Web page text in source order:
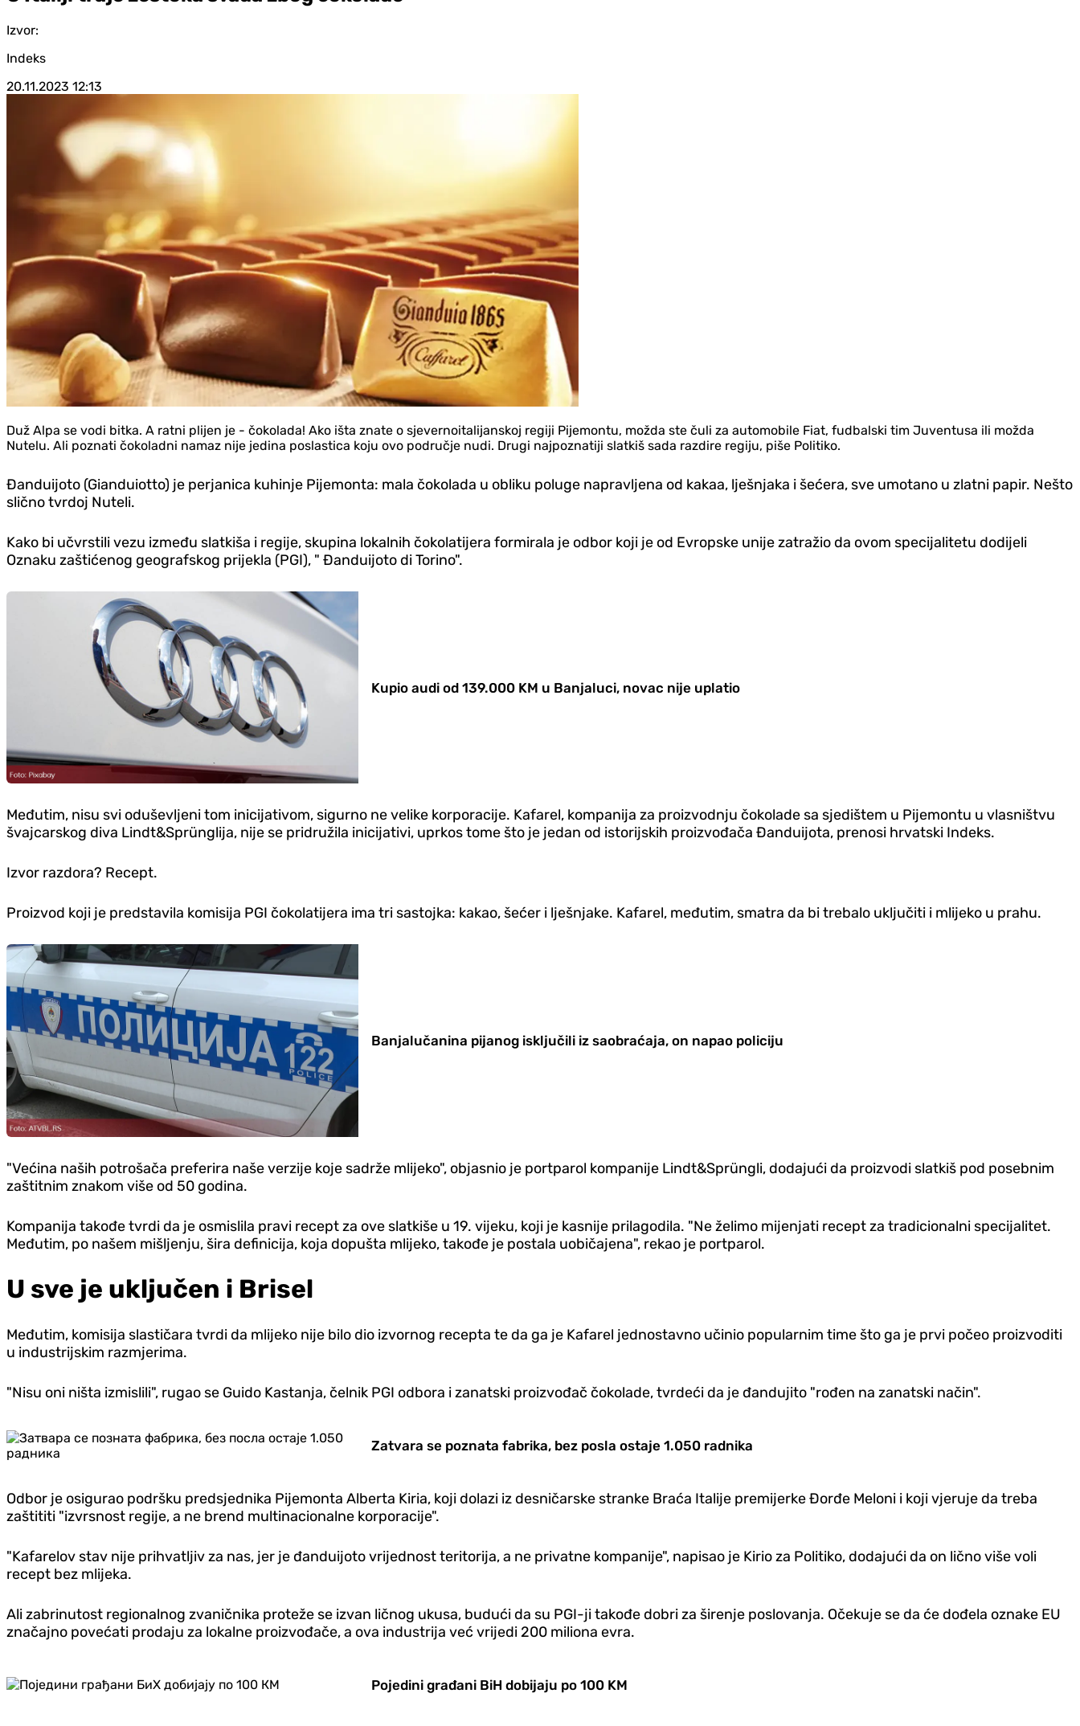
Izvor:
Indeks
20.11.2023 12:13
Duž Alpa se vodi bitka. A ratni plijen je - čokolada! Ako išta znate o sjevernoitalijanskoj regiji Pijemontu, možda ste čuli za automobile Fiat, fudbalski tim Juventusa ili možda
Nutelu. Ali poznati čokoladni namaz nije jedina poslastica koju ovo područje nudi. Drugi najpoznatiji slatkiš sada razdire regiju, piše Politiko.
Đanduijoto (Gianduiotto) je perjanica kuhinje Pijemonta: mala čokolada u obliku poluge napravljena od kakaa, lješnjaka i šećera, sve umotano u zlatni papir. Nešto
slično tvrdoj Nuteli.
Kako bi učvrstili vezu između slatkiša i regije, skupina lokalnih čokolatijera formirala je odbor koji je od Evropske unije zatražio da ovom specijalitetu dodijeli
Oznaku zaštićenog geografskog prijekla (PGI), " Đanduijoto di Torino".
Kupio audi od 139.000 KM u Banjaluci, novac nije uplatio
Međutim, nisu svi oduševljeni tom inicijativom, sigurno ne velike korporacije. Kafarel, kompanija za proizvodnju čokolade sa sjedištem u Pijemontu u vlasništvu
švajcarskog diva Lindt&Sprünglija, nije se pridružila inicijativi, uprkos tome što je jedan od istorijskih proizvođača Đanduijota, prenosi hrvatski Indeks.
Izvor razdora? Recept.
Proizvod koji je predstavila komisija PGI čokolatijera ima tri sastojka: kakao, šećer i lješnjake. Kafarel, međutim, smatra da bi trebalo uključiti i mlijeko u prahu.
Banjalučanina pijanog isključili iz saobraćaja, on napao policiju
"Većina naših potrošača preferira naše verzije koje sadrže mlijeko", objasnio je portparol kompanije Lindt&Sprüngli, dodajući da proizvodi slatkiš pod posebnim
zaštitnim znakom više od 50 godina.
Kompanija takođe tvrdi da je osmislila pravi recept za ove slatkiše u 19. vijeku, koji je kasnije prilagodila. "Ne želimo mijenjati recept za tradicionalni specijalitet.
Međutim, po našem mišljenju, šira definicija, koja dopušta mlijeko, takođe je postala uobičajena", rekao je portparol.
U sve je uključen i Brisel
Međutim, komisija slastičara tvrdi da mlijeko nije bilo dio izvornog recepta te da ga je Kafarel jednostavno učinio popularnim time što ga je prvi počeo proizvoditi
u industrijskim razmjerima.
"Nisu oni ništa izmislili", rugao se Guido Kastanja, čelnik PGI odbora i zanatski proizvođač čokolade, tvrdeći da je đandujito "rođen na zanatski način".
Zatvara se poznata fabrika, bez posla ostaje 1.050 radnika
Odbor je osigurao podršku predsjednika Pijemonta Alberta Kiria, koji dolazi iz desničarske stranke Braća Italije premijerke Đorđe Meloni i koji vjeruje da treba
zaštititi "izvrsnost regije, a ne brend multinacionalne korporacije".
"Kafarelov stav nije prihvatljiv za nas, jer je đanduijoto vrijednost teritorija, a ne privatne kompanije", napisao je Kirio za Politiko, dodajući da on lično više voli
recept bez mlijeka.
Ali zabrinutost regionalnog zvaničnika proteže se izvan ličnog ukusa, budući da su PGI-ji takođe dobri za širenje poslovanja. Očekuje se da će dođela oznake EU
značajno povećati prodaju za lokalne proizvođače, a ova industrija već vrijedi 200 miliona evra.
Pojedini građani BiH dobijaju po 100 KM